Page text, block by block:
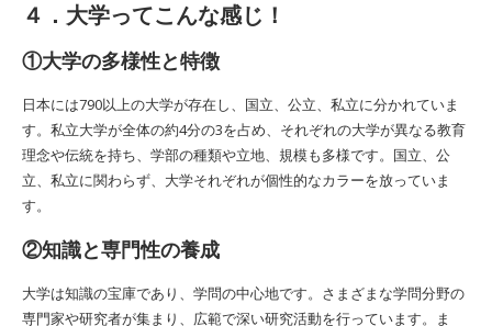
４．大学ってこんな感じ！
①大学の多様性と特徴
日本には790以上の大学が存在し、国立、公立、私立に分かれていま
す。私立大学が全体の約4分の3を占め、それぞれの大学が異なる教育
理念や伝統を持ち、学部の種類や立地、規模も多様です。国立、公
立、私立に関わらず、大学それぞれが個性的なカラーを放っていま
す。
②知識と専門性の養成
大学は知識の宝庫であり、学問の中心地です。さまざまな学問分野の
専門家や研究者が集まり、広範で深い研究活動を行っています。ま